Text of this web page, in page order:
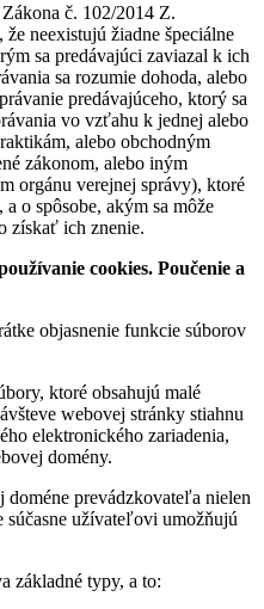
č. 102/2014 Z.
neexistujú žiadne špeciálne
sa predávajúci zaviazal k ich
sa rozumie dohoda, alebo
predávajúceho, ktorý sa
vo vzťahu k jednej alebo
alebo obchodným
zákonom, alebo iným
orgánu verejnej správy), ktoré
o spôsobe, akým sa môže
získať ich znenie.
cookies. Poučenie a
objasnenie funkcie súborov
ktoré obsahujú malé
webovej stránky stiahnu
elektronického zariadenia,
domény.
prevádzkovateľa nielen
užívateľovi umožňujú
základné typy, a to: